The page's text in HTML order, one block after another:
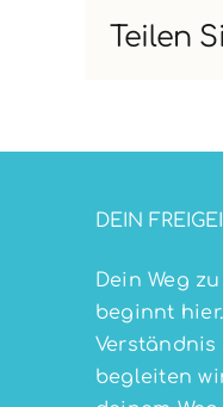
Teilen
DEIN
Dein Weg
beginnt
begleiten